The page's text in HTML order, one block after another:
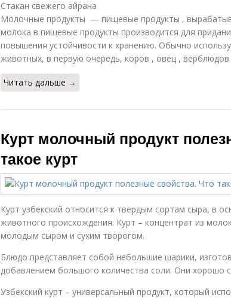
Стакан свежего айрана
Молочные продукты — пищевые продукты ,
молока в пищевые продукты производится для
повышения устойчивости к хранению. Обычно
животных, в первую очередь, коров , овец , верблюдов
Читать дальше →
Курт молочный продукт
такое курт
Курт узбекский относится к твердым сортам сыра, в
животного происхождения. Курт – концентрат из
молодым сыром и сухим творогом.
Блюдо представляет собой небольшие шарики,
добавлением большого количества соли. Они хорошо
Узбекский курт – универсальный продукт, который